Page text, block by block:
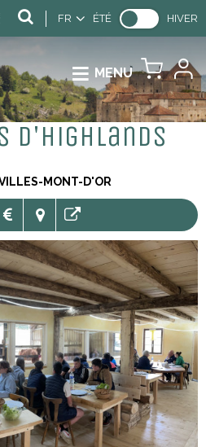
FR ÉTÉ HIVER
MENU
d'Highlands
MONT-D'OR